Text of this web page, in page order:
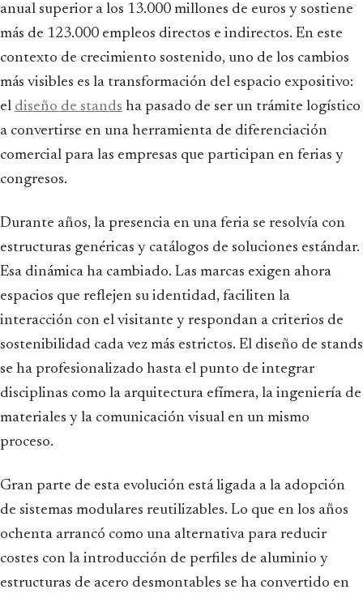
anual superior a los 13.000 millones de euros y sostiene
más de 123.000 empleos directos e indirectos. En este
contexto de crecimiento sostenido, uno de los cambios
más visibles es la transformación del espacio expositivo:
el diseño de stands ha pasado de ser un trámite logístico
a convertirse en una herramienta de diferenciación
comercial para las empresas que participan en ferias y
congresos.
Durante años, la presencia en una feria se resolvía con
estructuras genéricas y catálogos de soluciones estándar.
Esa dinámica ha cambiado. Las marcas exigen ahora
espacios que reflejen su identidad, faciliten la
interacción con el visitante y respondan a criterios de
sostenibilidad cada vez más estrictos. El diseño de stands
se ha profesionalizado hasta el punto de integrar
disciplinas como la arquitectura efímera, la ingeniería de
materiales y la comunicación visual en un mismo
proceso.
Gran parte de esta evolución está ligada a la adopción
de sistemas modulares reutilizables. Lo que en los años
ochenta arrancó como una alternativa para reducir
costes con la introducción de perfiles de aluminio y
estructuras de acero desmontables se ha convertido en